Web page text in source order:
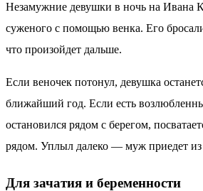
Незамужние девушки в ночь на Ивана
суженого с помощью венка. Его
что произойдет дальше.
Если веночек потонул, девушка
ближайший год. Если есть
остановился рядом с берегом,
рядом. Уплыл далеко — муж приедет из
Для зачатия и беременности